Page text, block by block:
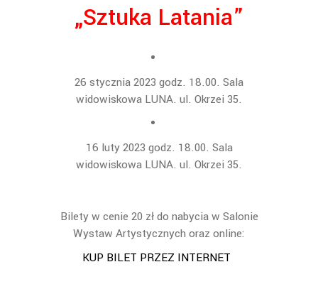
„Sztuka Latania”
26 stycznia 2023 godz. 18.00. Sala
widowiskowa LUNA. ul. Okrzei 35.
16 luty 2023 godz. 18.00. Sala
widowiskowa LUNA. ul. Okrzei 35.
Bilety w cenie 20 zł do nabycia w Salonie
Wystaw Artystycznych oraz online:
KUP BILET PRZEZ INTERNET